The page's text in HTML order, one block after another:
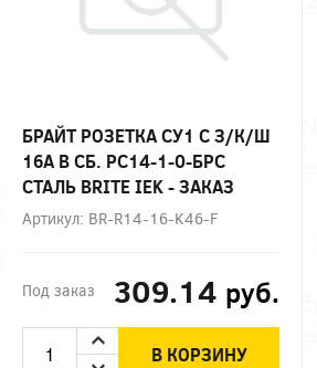
БРАЙТ РОЗЕТКА СУ1 С З/К/Ш
16А В СБ. РС14-1-0-БРС
СТАЛЬ BRITE IEK - ЗАКАЗ
Артикул: BR-R14-16-K46-F
Под заказ 309.14 руб.
В КОРЗИНУ